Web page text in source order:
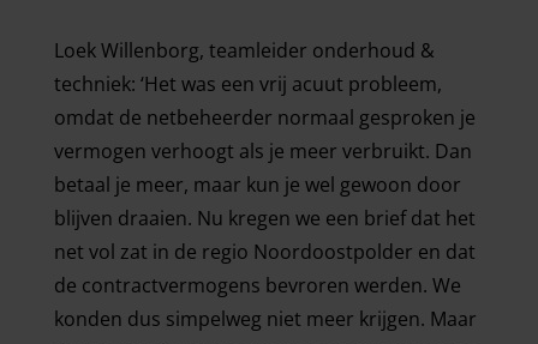
Loek Willenborg, teamleider onderhoud &
techniek: ‘Het was een vrij acuut probleem,
omdat de netbeheerder normaal gesproken je
vermogen verhoogt als je meer verbruikt. Dan
betaal je meer, maar kun je wel gewoon door
blijven draaien. Nu kregen we een brief dat het
net vol zat in de regio Noordoostpolder en dat
de contractvermogens bevroren werden. We
konden dus simpelweg niet meer krijgen. Maar